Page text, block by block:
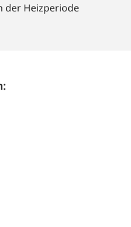
der Heizperiode